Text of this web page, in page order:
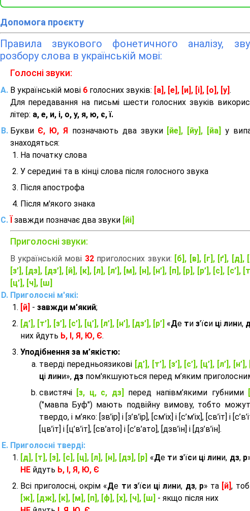
Допомога проєкту
Правила звукового фонетичного аналізу,
розбору слова в українській мові:
Голосні звуки:
В українській мові 6голосних звуків: [а], [е], [и], [і], [о], [у] .
Для передавання на письмі шести голосних звуків
літер: а, е, и, і, о, у, я, ю, є, ї.
Букви Є, Ю, Я позначають два звуки [йе], [йу], [йа]
у
знаходяться:
На початку слова
У середині та в кінці слова після голосного звука
Після апострофа
Після м'якого знака
завжди позначає два звуки [йі]
Приголосні звуки:
В українській мові 32приголосних звуки:
[б], [в], [г], [ґ],
[з’], [дз], [дз’], [й], [к], [л], [л’], [м], [н], [н’], [п], [р], [р’], [с], [с’],
[ц’], [ч], [ш]
Приголосні м'які:
[й] - завжди м'який;
[д’], [т’], [з’], [с’], [ц’], [л’], [н’], [дз’], [р’] «Де тиз'їси цілини,
них йдуть Ь, І, Я, Ю, Є.
Уподібнення за м’якістю:
тверді передньоязикові [д’], [т’], [з’], [с’], [ц’], [л’], [н’],
ці лини», дзпом'якшуються перед м’яким приголосним
cвистячі
[з, ц, с, дз] перед напівм’якими губними
("мавпа Буф") мають подвійну вимову, тобто
твердо, і м’яко: [зв’ір] і [з’в’ір], [см’іх] і [с’м’іх], [св’іт] і
[цв’іт] і [ц’в’іт], [св’ато] і [с’в’ато], [дзв’iн] і [дз’в’iн].
Приголосні тверді:
[д], [т], [з], [с], [ц], [л], [н], [дз], [р] «Де ти з'їси цілини, дз, р
НЕйдуть Ь, І, Я, Ю, Є
Всі приголосні, окрім «Де ти з'їси цілини, дз, р» та [й],
[ж], [дж], [к], [м], [п], [ф], [х], [ч], [ш] - якщо після них